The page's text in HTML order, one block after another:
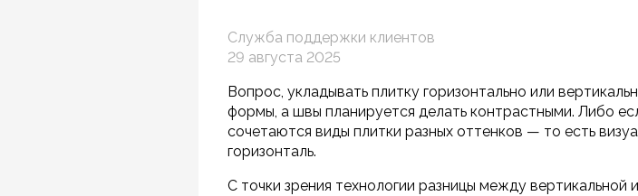
Служба поддержки клиентов
29 августа 2025
Вопрос, укладывать плитку горизонтально или
формы, а швы планируется делать контрастными. Либо
сочетаются виды плитки разных оттенков — то есть
горизонталь.
С точки зрения технологии разницы между